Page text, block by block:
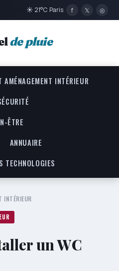
☀ 21°C Paris f 𝕏 ◎
de pluie
AMÉNAGEMENT INTÉRIEUR
ÊTRE
ANNUAIRE
TECHNOLOGIES
INTÉRIEUR
un WC